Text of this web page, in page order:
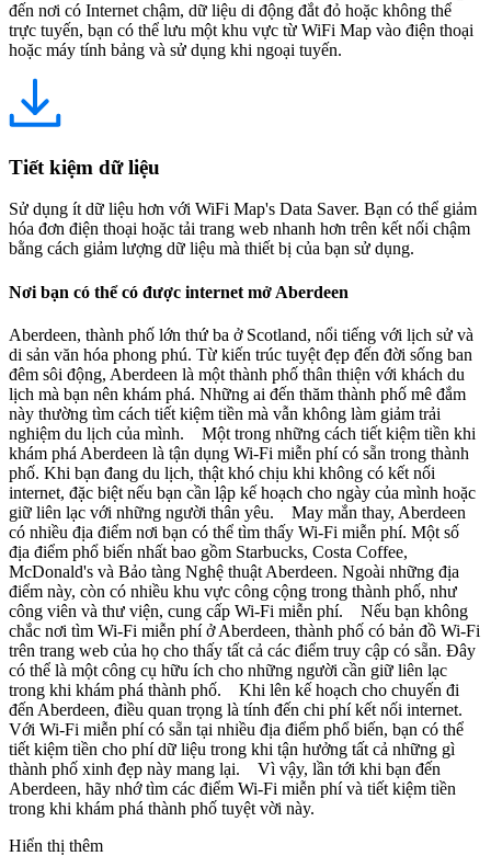
đến nơi có Internet chậm, dữ liệu di động đắt đỏ hoặc không thể
trực tuyến, bạn có thể lưu một khu vực từ WiFi Map vào điện thoại
hoặc máy tính bảng và sử dụng khi ngoại tuyến.
Tiết kiệm dữ liệu
Sử dụng ít dữ liệu hơn với WiFi Map's Data Saver. Bạn có thể giảm
hóa đơn điện thoại hoặc tải trang web nhanh hơn trên kết nối chậm
bằng cách giảm lượng dữ liệu mà thiết bị của bạn sử dụng.
Nơi bạn có thể có được internet mở Aberdeen
Aberdeen, thành phố lớn thứ ba ở Scotland, nổi tiếng với lịch sử và
di sản văn hóa phong phú. Từ kiến trúc tuyệt đẹp đến đời sống ban
đêm sôi động, Aberdeen là một thành phố thân thiện với khách du
lịch mà bạn nên khám phá. Những ai đến thăm thành phố mê đắm
này thường tìm cách tiết kiệm tiền mà vẫn không làm giảm trải
nghiệm du lịch của mình. Một trong những cách tiết kiệm tiền khi
khám phá Aberdeen là tận dụng Wi-Fi miễn phí có sẵn trong thành
phố. Khi bạn đang du lịch, thật khó chịu khi không có kết nối
internet, đặc biệt nếu bạn cần lập kế hoạch cho ngày của mình hoặc
giữ liên lạc với những người thân yêu. May mắn thay, Aberdeen
có nhiều địa điểm nơi bạn có thể tìm thấy Wi-Fi miễn phí. Một số
địa điểm phổ biến nhất bao gồm Starbucks, Costa Coffee,
McDonald's và Bảo tàng Nghệ thuật Aberdeen. Ngoài những địa
điểm này, còn có nhiều khu vực công cộng trong thành phố, như
công viên và thư viện, cung cấp Wi-Fi miễn phí. Nếu bạn không
chắc nơi tìm Wi-Fi miễn phí ở Aberdeen, thành phố có bản đồ Wi-Fi
trên trang web của họ cho thấy tất cả các điểm truy cập có sẵn. Đây
có thể là một công cụ hữu ích cho những người cần giữ liên lạc
trong khi khám phá thành phố. Khi lên kế hoạch cho chuyến đi
đến Aberdeen, điều quan trọng là tính đến chi phí kết nối internet.
Với Wi-Fi miễn phí có sẵn tại nhiều địa điểm phổ biến, bạn có thể
tiết kiệm tiền cho phí dữ liệu trong khi tận hưởng tất cả những gì
thành phố xinh đẹp này mang lại. Vì vậy, lần tới khi bạn đến
Aberdeen, hãy nhớ tìm các điểm Wi-Fi miễn phí và tiết kiệm tiền
trong khi khám phá thành phố tuyệt vời này.
Hiển thị thêm